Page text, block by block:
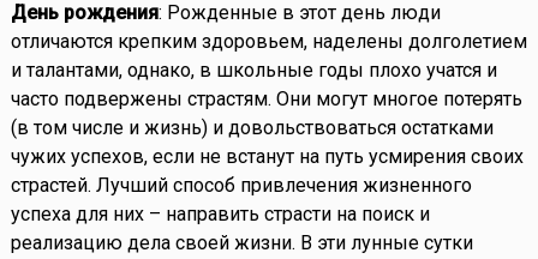
День рождения: Рожденные в этот день люди
отличаются крепким здоровьем, наделены долголетием
и талантами, однако, в школьные годы плохо учатся и
часто подвержены страстям. Они могут многое потерять
(в том числе и жизнь) и довольствоваться остатками
чужих успехов, если не встанут на путь усмирения своих
страстей. Лучший способ привлечения жизненного
успеха для них – направить страсти на поиск и
реализацию дела своей жизни. В эти лунные сутки